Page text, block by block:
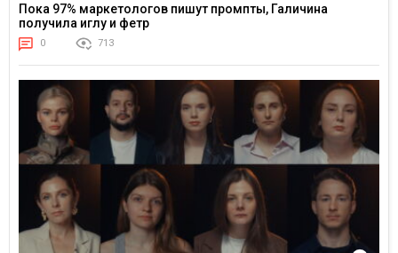
Пока 97% маркетологов пишут промпты, Галичина
получила иглу и фетр
0 713